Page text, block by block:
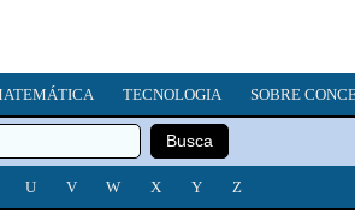
TECNOLOGIA SOBRE
U V W X Y Z